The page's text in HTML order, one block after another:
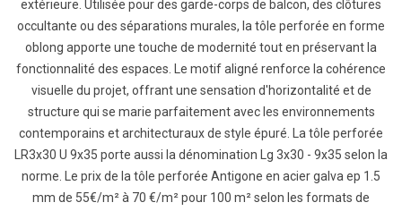
extérieure. Utilisée pour des garde-corps de balcon, des clôtures
occultante ou des séparations murales, la tôle perforée en forme
oblong apporte une touche de modernité tout en préservant la
fonctionnalité des espaces. Le motif aligné renforce la cohérence
visuelle du projet, offrant une sensation d'horizontalité et de
structure qui se marie parfaitement avec les environnements
contemporains et architecturaux de style épuré. La tôle perforée
LR3x30 U 9x35 porte aussi la dénomination Lg 3x30 - 9x35 selon la
norme. Le prix de la tôle perforée Antigone en acier galva ep 1.5
mm de 55€/m² à 70 €/m² pour 100 m² selon les formats de